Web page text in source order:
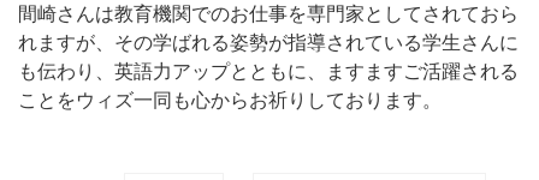
間崎さんは教育機関でのお仕事を専門家としてされておら
れますが、その学ばれる姿勢が指導されている学生さんに
も伝わり、英語力アップとともに、ますますご活躍される
ことをウィズ一同も心からお祈りしております。